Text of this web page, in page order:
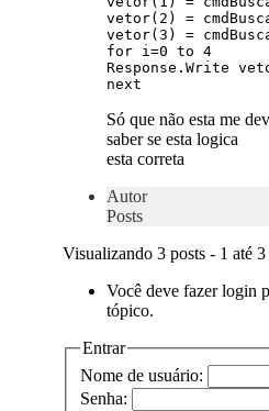
vetor(2) =
vetor(3) =
for i=0 to 4
Response.Write
Só que não esta me
saber se esta logica
esta correta
Autor
Posts
Visualizando 3 posts - 1 até
Você deve fazer login
tópico.
Entrar
Nome de usuário:
Senha: